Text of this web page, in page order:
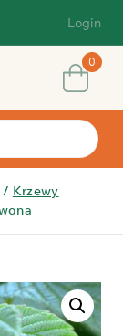
Login
0
/ Krzewy